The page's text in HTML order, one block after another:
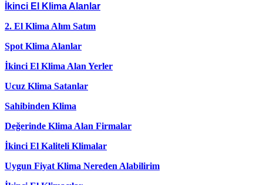
İkinci El Klima Alanlar
2. El Klima Alım Satım
Spot Klima Alanlar
İkinci El Klima Alan Yerler
Ucuz Klima Satanlar
Sahibinden Klima
Değerinde Klima Alan Firmalar
İkinci El Kaliteli Klimalar
Uygun Fiyat Klima Nereden Alabilirim